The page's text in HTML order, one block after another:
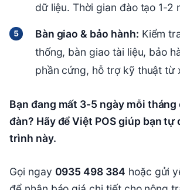
dữ liệu. Thời gian đào tạo 1-2
Bàn giao & bảo hành: Kiểm
thống, bàn giao tài liệu, bảo
phần cứng, hỗ trợ kỹ thuật từ
Bạn đang mất 3-5 ngày mỗi tháng
đàn? Hãy để Việt POS giúp bạn tự
trình này.
Gọi ngay 0935 498 384 hoặc gửi